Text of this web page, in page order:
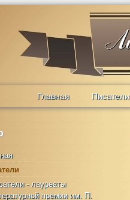
Главная Писатели
- лауреаты
премии им. П.